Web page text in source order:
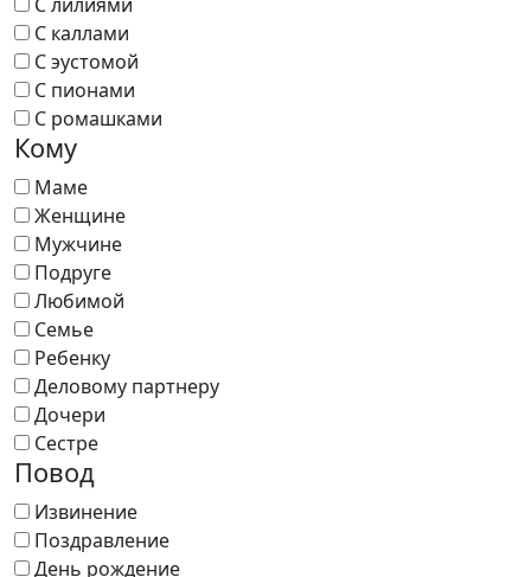
С каллами
С эустомой
С пионами
С ромашками
Кому
Маме
Женщине
Мужчине
Подруге
Любимой
Семье
Ребенку
Деловому партнеру
Дочери
Сестре
Повод
Извинение
Поздравление
День рождение